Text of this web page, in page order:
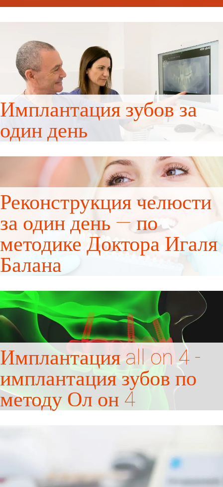
Имплантация зубов за
один день
Реконструкция челюсти
за один день — по
методике Доктора Игаля
Балана
Имплантация all on 4 -
имплантация зубов по
методу Ол он 4